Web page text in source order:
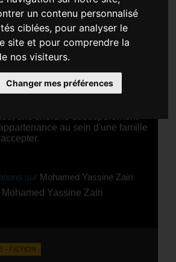
un contenu personnalisé
ciblées, pour analyser le
site et pour comprendre la
nos visiteurs.
Changer mes préférences
Zairi |
00:15 |
transgenre de 35 ans
à Tunis et retrouve sa
au sein d'une famille
sur Mohamed Yassine Zairi
Mohamed Yassine Zairi
- FICTION